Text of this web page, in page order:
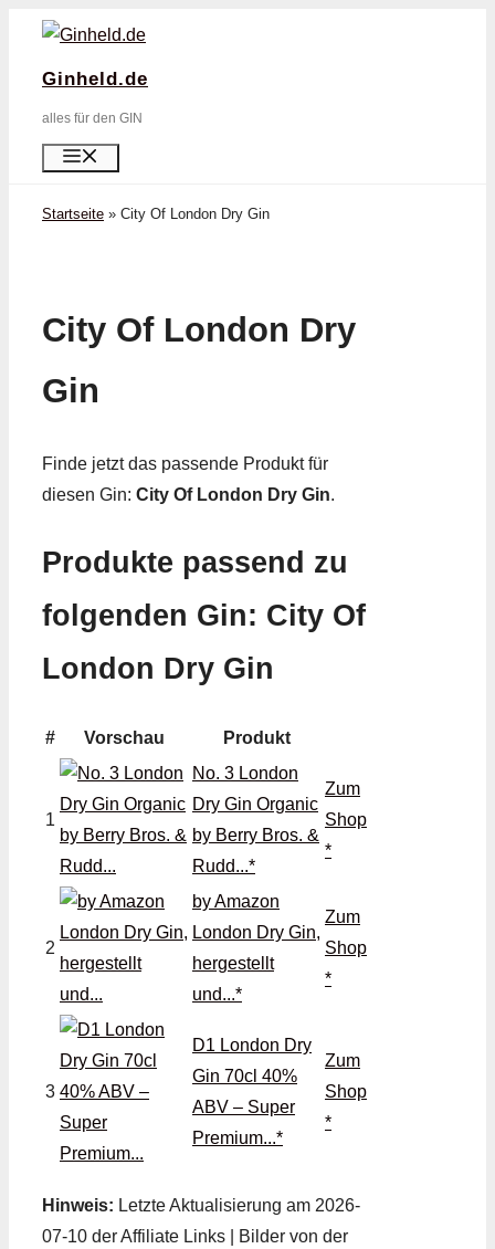
Zum
springen
Ginheld.de
alles für den GIN
Startseite » City Of London Dry Gin
City Of London Dry
Gin
Finde jetzt das passende Produkt für
diesen Gin: City Of London Dry Gin.
Produkte passend zu
folgenden Gin: City Of
London Dry Gin
# Vorschau Produkt
1
No. 3 London
Dry Gin Organic
by Berry Bros. &
Rudd...*
Zum
Shop
*
2
by Amazon
London Dry Gin,
hergestellt
und...*
Zum
Shop
*
3
D1 London Dry
Gin 70cl 40%
ABV – Super
Premium...*
Zum
Shop
*
Hinweis: Letzte Aktualisierung am 2026-
07-10 der Affiliate Links | Bilder von der